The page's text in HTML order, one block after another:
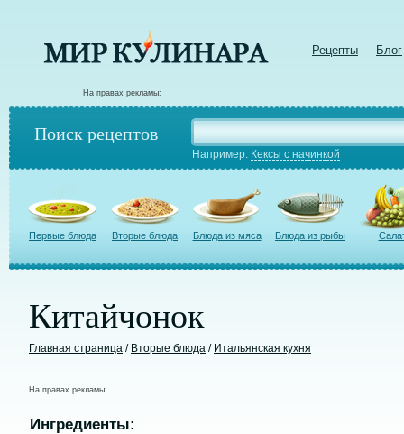
Рецепты Блог
На правах рекламы:
Поиск рецептов
Например: Кексы с начинкой
Первые блюда Вторые блюда Блюда из мяса Блюда из рыбы
Китайчонок
Главная страница / Вторые блюда / Итальянская кухня
На правах рекламы:
Ингредиенты: